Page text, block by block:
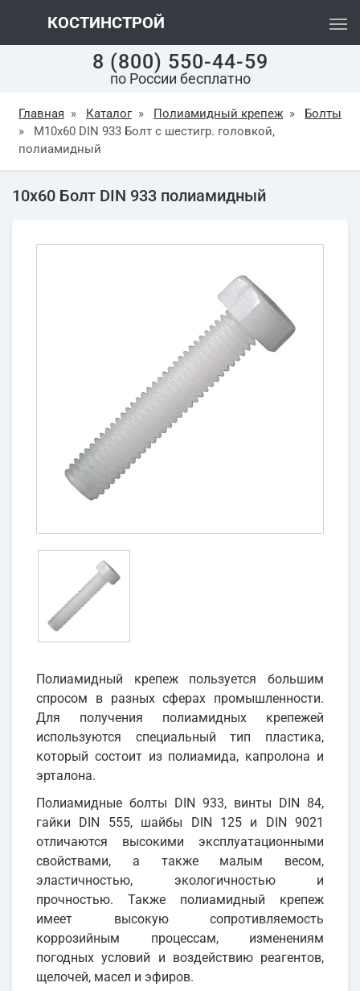
КОСТИНСТРОЙ
8 (800) 550-44-59
по России бесплатно
Главная » Каталог » Полиамидный крепеж »
Болты
»
М10х60 DIN 933 Болт с шестигр. головкой,
полиамидный
10х60 Болт DIN 933 полиамидный
Полиамидный крепеж пользуется большим
спросом в разных сферах промышленности.
Для получения полиамидных крепежей
используются специальный тип пластика,
который состоит из полиамида, капролона и
эрталона.
Полиамидные болты DIN 933, винты DIN 84,
гайки DIN 555, шайбы DIN 125 и DIN 9021
отличаются высокими эксплуатационными
свойствами, а также малым весом,
эластичностью, экологичностью и
прочностью. Также полиамидный крепеж
имеет высокую сопротивляемость
коррозийным процессам, изменениям
погодных условий и воздействию реагентов,
щелочей, масел и эфиров.